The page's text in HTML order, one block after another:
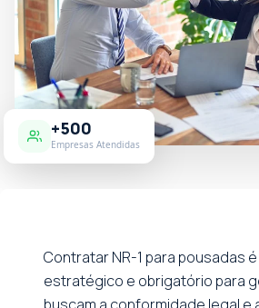
+500
Empresas Atendidas
Contratar NR-1 para pousadas
estratégico e obrigatório para